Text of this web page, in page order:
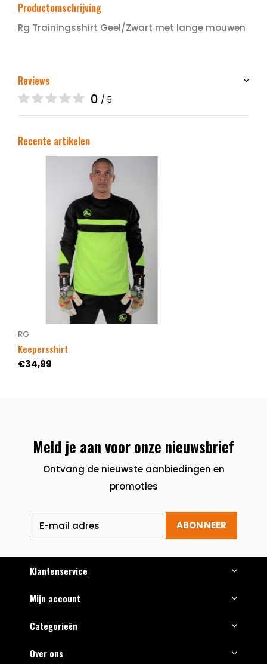
Productomschrijving
Rg Trainingsshirt Geel/Zwart met lange mouwen
Reviews
0 / 5
Recente artikelen
RG
Keepersshirt
€34,99
Meld je aan voor onze nieuwsbrief
Ontvang de nieuwste aanbiedingen en
promoties
ABONNEER
Klantenservice
Mijn account
Categorieën
Over ons